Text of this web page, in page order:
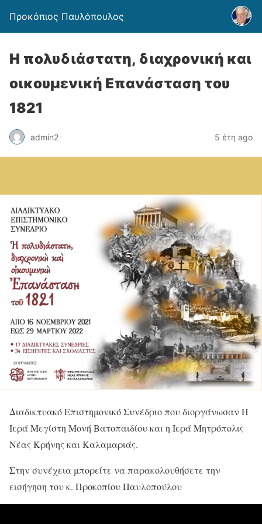
Προκόπιος Παυλόπουλος
Η πολυδιάστατη, διαχρονική και
οικουμενική Επανάσταση του
1821
admin2 5 έτη ago
Διαδικτυακό Επιστημονικό Συνέδριο που διοργάνωσαν Η
Ιερά Μεγίστη Μονή Βατοπαιδίου και η Ιερά Μητρόπολις
Νέας Κρήνης και Καλαμαριάς.
Στην συνέχεια μπορείτε να παρακολουθήσετε την
εισήγηση του κ. Προκοπίου Παυλοπούλου